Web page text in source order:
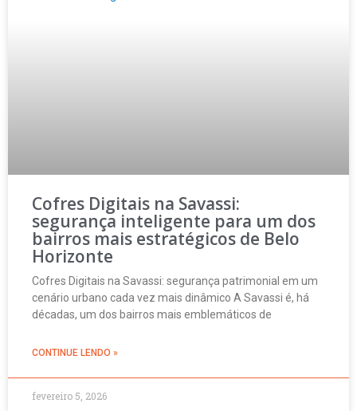
Cofres Digitais na Savassi:
segurança inteligente para um dos
bairros mais estratégicos de Belo
Horizonte
Cofres Digitais na Savassi: segurança patrimonial em um
cenário urbano cada vez mais dinâmico A Savassi é, há
décadas, um dos bairros mais emblemáticos de
CONTINUE LENDO »
fevereiro 5, 2026